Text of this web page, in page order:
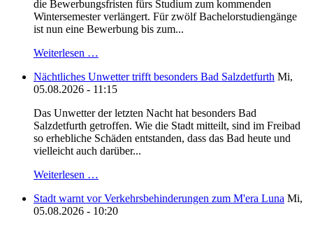
die Bewerbungsfristen fürs Studium zum kommenden
Wintersemester verlängert. Für zwölf Bachelorstudiengänge
ist nun eine Bewerbung bis zum...
Weiterlesen …
Nächtliches Unwetter trifft besonders Bad Salzdetfurth Mi,
05.08.2026 - 11:15
Das Unwetter der letzten Nacht hat besonders Bad
Salzdetfurth getroffen. Wie die Stadt mitteilt, sind im Freibad
so erhebliche Schäden entstanden, dass das Bad heute und
vielleicht auch darüber...
Weiterlesen …
Stadt warnt vor Verkehrsbehinderungen zum M'era Luna Mi,
05.08.2026 - 10:20